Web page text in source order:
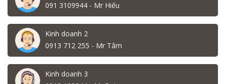
091 3109944 - Mr Hiếu
Kinh doanh 2
0913 712 255 - Mr Tâm
Kinh doanh 3